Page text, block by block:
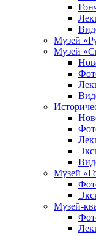
Музей
Музей
Музей
Музей-